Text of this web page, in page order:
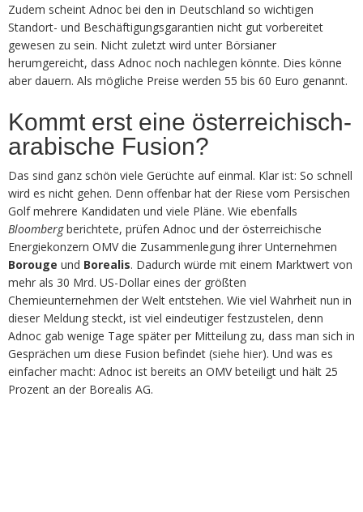
Zudem scheint Adnoc bei den in Deutschland so wichtigen
Standort- und Beschäftigungsgarantien nicht gut vorbereitet
gewesen zu sein. Nicht zuletzt wird unter Börsianer
herumgereicht, dass Adnoc noch nachlegen könnte. Dies könne
aber dauern. Als mögliche Preise werden 55 bis 60 Euro genannt.
Kommt erst eine österreichisch-
arabische Fusion?
Das sind ganz schön viele Gerüchte auf einmal. Klar ist: So schnell
wird es nicht gehen. Denn offenbar hat der Riese vom Persischen
Golf mehrere Kandidaten und viele Pläne. Wie ebenfalls
Bloombergberichtete, prüfen Adnoc und der österreichische
Energiekonzern OMV die Zusammenlegung ihrer Unternehmen
Borouge und Borealis. Dadurch würde mit einem Marktwert von
mehr als 30 Mrd. US-Dollar eines der größten
Chemieunternehmen der Welt entstehen. Wie viel Wahrheit nun in
dieser Meldung steckt, ist viel eindeutiger festzustelen, denn
Adnoc gab wenige Tage später per Mitteilung zu, dass man sich in
Gesprächen um diese Fusion befindet (siehe hier). Und was es
einfacher macht: Adnoc ist bereits an OMV beteiligt und hält 25
Prozent an der Borealis AG.